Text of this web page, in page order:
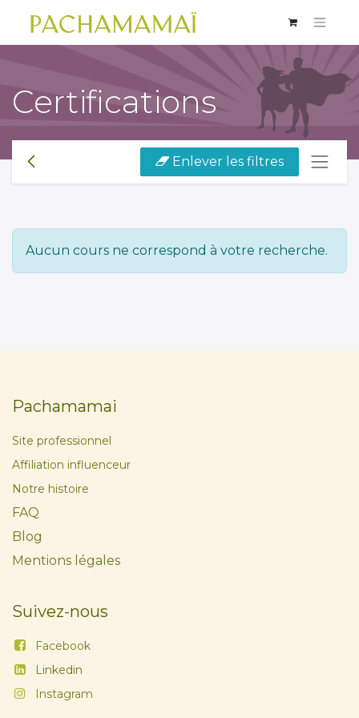
Certifications
Enlever les filtres
Aucun cours ne correspond à votre recherche.
Pachamamai
Site professionnel
Affiliation influenceur
Notre histoire
FAQ
Blog
Mentions légales
Suivez-nous
Facebook
Linkedin
Instagram